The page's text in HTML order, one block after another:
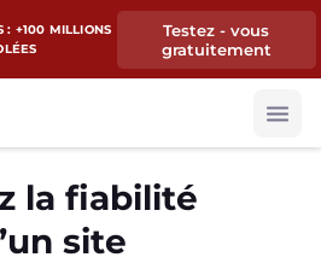
: +100 MILLIONS
Testez - vous
gratuitement
la fiabilité
site